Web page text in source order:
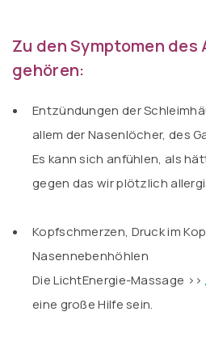
Zu den Symptomen
gehören:
Entzündungen der
allem der Nasenlöcher, des
Es kann sich anfühlen, als
gegen das wir plötzlich
Kopfschmerzen, Druck im
Nasennebenhöhlen
Die LichtEnergie-Massage >>
eine große Hilfe sein.